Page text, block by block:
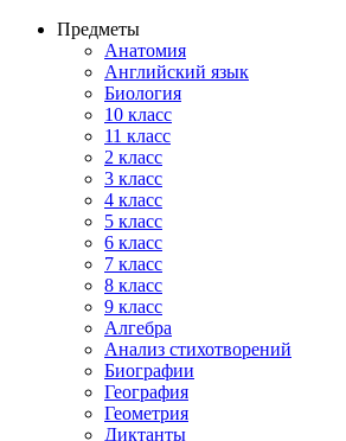
Предметы
Анатомия
Английский язык
Биология
10 класс
11 класс
2 класс
3 класс
4 класс
5 класс
6 класс
7 класс
8 класс
9 класс
Алгебра
Анализ стихотворений
Биографии
География
Геометрия
Диктанты